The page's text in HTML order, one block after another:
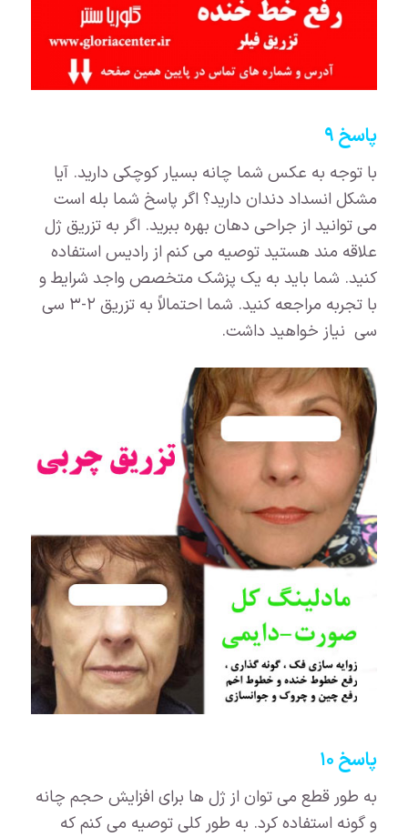
پاسخ ۹
با توجه به عکس شما چانه بسیار کوچکی دارید. آیا
مشکل انسداد دندان دارید؟ اگر پاسخ شما بله است
می توانید از جراحی دهان بهره ببرید. اگر به تزریق ژل
علاقه مند هستید توصیه می کنم از رادیس استفاده
کنید. شما باید به یک پزشک متخصص واجد شرایط و
با تجربه مراجعه کنید. شما احتمالاً به تزریق ۲-۳ سی
سی نیاز خواهید داشت.
پاسخ ۱۰
به طور قطع می توان از ژل ها برای افزایش حجم چانه
و گونه استفاده کرد. به طور کلی توصیه می کنم که